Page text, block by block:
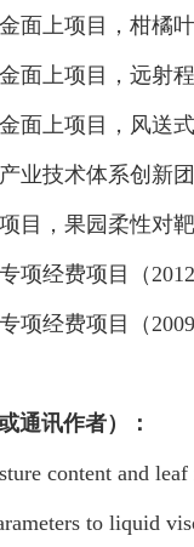
面上项目，柑橘
面上项目，远射
面上项目，风送
业技术体系创新
目，果园柔性对
项经费项目（
项经费项目（
通讯作者）：
content and
to liquid